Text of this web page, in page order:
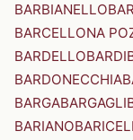
BARBIANELLO
BARCELLONA
BARDELLOBARDI
BARDONECCHIA
BARGABARGAGLI
BARIANO